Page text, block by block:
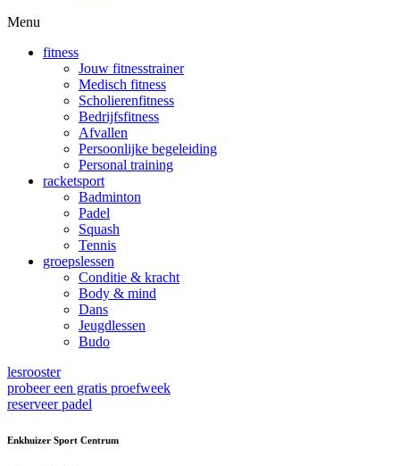
Menu
fitness
Jouw fitnesstrainer
Medisch fitness
Scholierenfitness
Bedrijfsfitness
Afvallen
Persoonlijke begeleiding
Personal training
racketsport
Badminton
Padel
Squash
Tennis
groepslessen
Conditie & kracht
Body & mind
Dans
Jeugdlessen
Budo
lesrooster
probeer een gratis proefweek
reserveer padel
Enkhuizer Sport Centrum